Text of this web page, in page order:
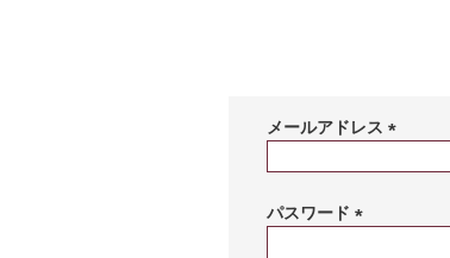
メールアドレス
)
パスワード